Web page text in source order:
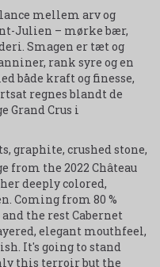
mellem arv og
Julien – mørke bær,
Smagen er tæt og
rank syre og en
både kraft og finesse,
regnes blandt de
Grand Crus i
graphite, crushed stone,
from the 2022 Château
deeply colored,
Coming from 80 %
and the rest Cabernet
elegant mouthfeel,
It's going to stand
this terroir but the